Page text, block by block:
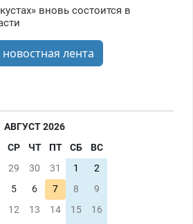
вновь состоится в
новостная лента
АВГУСТ 2026
СР ЧТ ПТ СБ
ВС
29 30 31 1
2
5 6 7 8
9
12 13 14 15
16